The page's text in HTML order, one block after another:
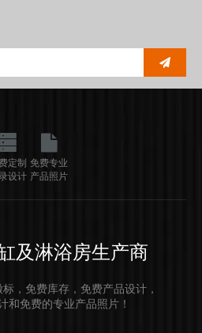
定制
设计
免费专业
产品照片
及淋浴房生产商
，免费库存，免费产品设计，
和免费的专业产品照片！